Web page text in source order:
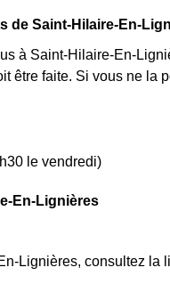
de Saint-Hilaire-En-
à Saint-Hilaire-En-
être faite. Si vous ne la
le vendredi)
En-Lignières
Lignières, consultez la